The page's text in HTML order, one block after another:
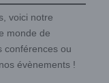
voici notre
monde de
conférences ou
évènements !